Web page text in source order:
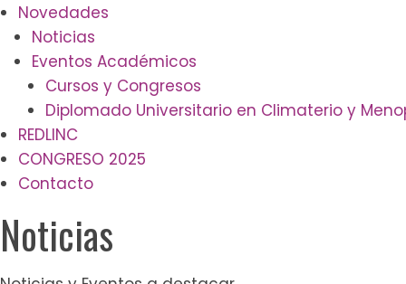
Novedades
Noticias
Eventos Académicos
Cursos y Congresos
Diplomado Universitario en Climaterio y
REDLINC
CONGRESO 2025
Contacto
Noticias